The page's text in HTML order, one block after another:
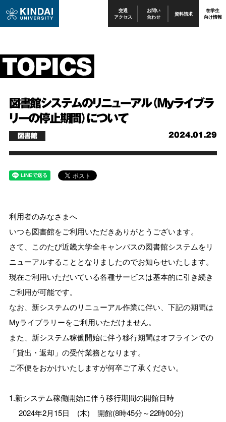
交通
アクセス
お問い
合わせ 資料請求 在学生
向け情報
図書館システムのリニューアル（Myライブラ
リーの停止期間）について
2024.01.29
図書館
利用者のみなさまへ
いつも図書館をご利用いただきありがとうございます。
さて、このたび近畿大学全キャンパスの図書館システムをリ
ニューアルすることとなりましたのでお知らせいたします。
現在ご利用いただいている各種サービスは基本的に引き続き
ご利用が可能です。
なお、新システムのリニューアル作業に伴い、下記の期間は
Myライブラリーをご利用いただけません。
また、新システム稼働開始に伴う移行期間はオフラインでの
「貸出・返却」の受付業務となります。
ご不便をおかけいたしますが何卒ご了承ください。
1.新システム稼働開始に伴う移行期間の開館日時
2024年2月15日 (木) 開館(8時45分～22時00分)